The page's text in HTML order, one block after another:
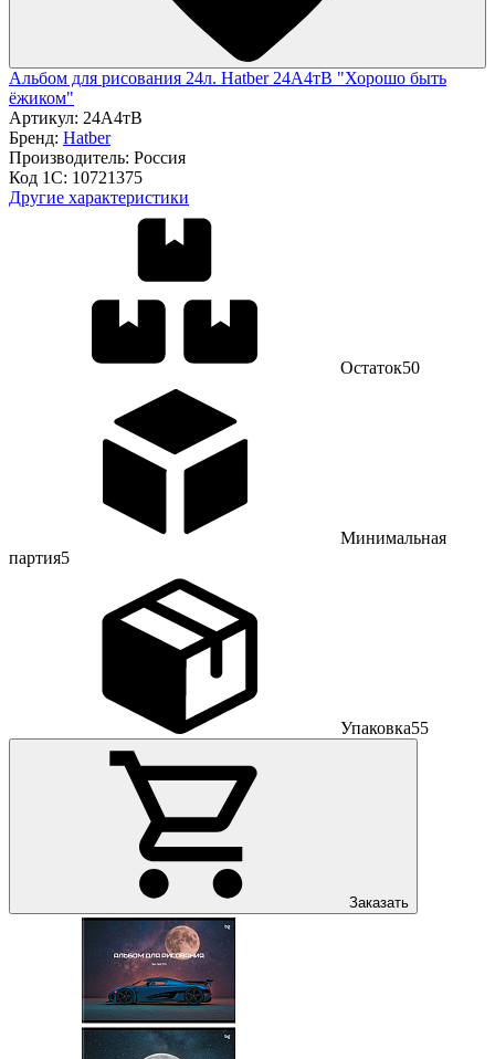
Альбом для рисования 24л. Hatber 24А4тВ "Хорошо быть
ёжиком"
Артикул: 24А4тВ
Бренд: Hatber
Производитель: Россия
Код 1С: 10721375
Другие характеристики
Остаток50
Минимальная
партия5
Упаковка55
Заказать